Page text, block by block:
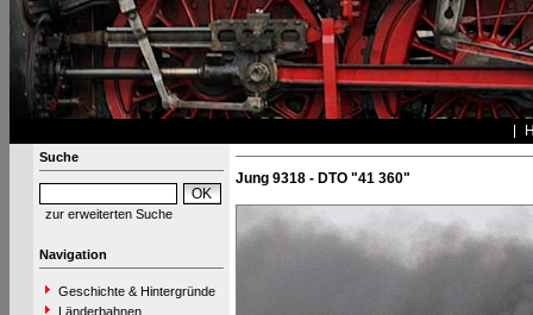
Suche
zur erweiterten Suche
Navigation
Geschichte & Hintergründe
Länderbahnen
Jung 9318 - DTO "41 360"